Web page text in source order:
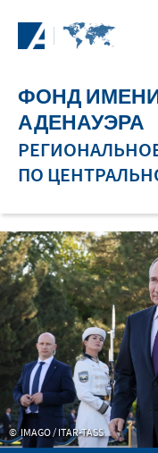
ФОНД
АДЕНАУЭРА
ПО
IMAGO / ITAR-TASS